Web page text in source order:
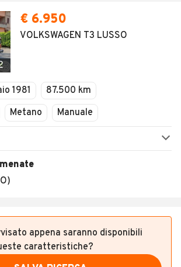
appena saranno disponibili
caratteristiche?